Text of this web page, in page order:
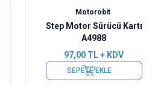
Motorobit
Step Motor Sürücü Kartı
A4988
97,00 TL + KDV
SEPETE EKLE